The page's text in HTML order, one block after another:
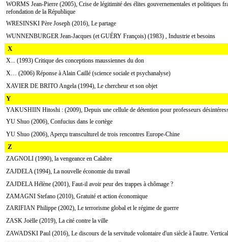
WORMS Jean-Pierre (2005), Crise de légitimité des élites gouvernementales et politiques
refondation de la République
WRESINSKI Père Joseph (2016), Le partage
WUNNENBURGER Jean-Jacques (et GUÉRY François) (1983) , Industrie et besoins
X
X... (1993) Critique des conceptions maussiennes du don
X… (2006) Réponse à Alain Caillé (science sociale et psychanalyse)
XAVIER DE BRITO Angela (1994), Le chercheur et son objet
Y
YAKUSHIIN Hitoshi : (2009), Depuis une cellule de détention pour professeurs
YU Shuo (2006), Confucius dans le cortège
YU Shuo (2006), Aperçu transculturel de trois rencontres Europe-Chine
Z
ZAGNOLI (1990), la vengeance en Calabre
ZAJDELA (1994), La nouvelle économie du travail
ZAJDELA Hélène (2001), Faut-il avoir peur des trappes à chômage ?
ZAMAGNI Stefano (2010), Gratuité et action économique
ZARIFIAN Philippe (2002), Le terrorisme global et le régime de guerre
ZASK Joëlle (2019), La cité contre la ville
ZAWADSKI Paul (2016), Le discours de la servitude volontaire d'un siècle à l'autre.